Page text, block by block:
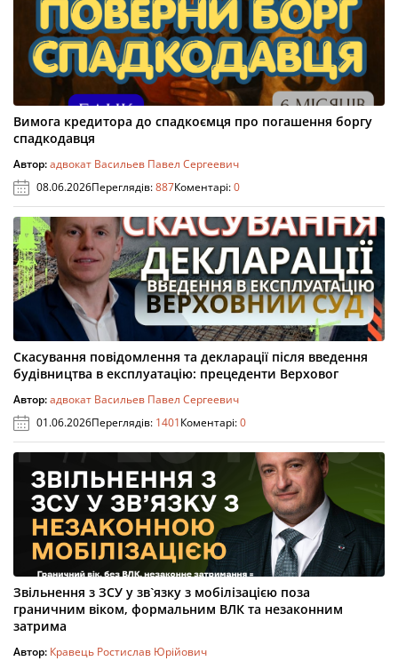
Вимога кредитора до спадкоємця про погашення боргу
спадкодавця
Автор:адвокат Васильев Павел Сергеевич
08.06.2026Переглядів:887Коментарі:0
Скасування повідомлення та декларації після введення
будівництва в експлуатацію: прецеденти Верховог
Автор:адвокат Васильев Павел Сергеевич
01.06.2026Переглядів: 1401Коментарі:0
Звільнення з ЗСУ у зв`язку з мобілізацією поза
граничним віком, формальним ВЛК та незаконним
затрима
Автор: Кравець Ростислав Юрійович